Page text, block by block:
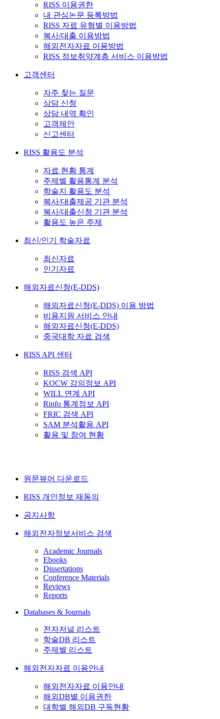
RISS 이용권한
내 관심논문 등록방법
RISS 자료 유형별 이용방법
복사/대출 이용방법
해외전자자료 이용방법
RISS 정보취약계층 서비스 이용방법
고객센터
자주 찾는 질문
상담 신청
상담 내역 확인
고객제안
신고센터
RISS 활용도 분석
자료 현황 통계
주제별 활용통계 분석
학술지 활용도 분석
복사/대출제공 기관 분석
복사/대출신청 기관 분석
활용도 높은 주제
최신/인기 학술자료
최신자료
인기자료
해외자료신청(E-DDS)
해외자료신청(E-DDS) 이용 방법
비용지원 서비스 안내
해외자료신청(E-DDS)
중국대학 자료 검색
RISS API 센터
RISS 검색 API
KOCW 강의정보 API
WILL 연계 API
Rinfo 통계정보 API
FRIC 검색 API
SAM 분석활용 API
활용 및 참여 현황
원문뷰어 다운로드
RISS 개인정보 재동의
공지사항
해외전자정보서비스 검색
Academic Journals
Ebooks
Dissertations
Conference Materials
Reviews
Reports
Databases & Journals
전자저널 리스트
학술DB 리스트
주제별 리스트
해외전자자료 이용안내
해외전자자료 이용안내
해외DB별 이용권한
대학별 해외DB 구독현황